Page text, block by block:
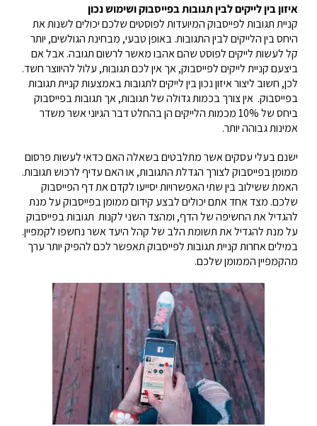
איזון בין לייקים לבין תגובות בפייסבוק ושימוש נכון
קניית תגובות לפייסבוק המיועדות לפוסטים שלכם יכולים לשנות את
היחס בין הלייקים לבין התגובות. באופן טבעי, מבחינת הגולשים, יותר
קל לעשות לייקים לפוסט שהם אהבו מאשר לרשום תגובה. אבל אם
ביצעם קניית לייקים לפייסבוק, אך אין לכם תגובות, עלול להיווצר חשד.
לכן, חשוב ליצור איזון נכון בין לייקים לתגובות באמצעות קניית תגובות
בפייסבוק. אין צורך בכמות גדולה של תגובות, אך תגובות בפייסבוק
ביחס של 10% מכמות הלייקים הן בהחלט דבר הגיוני אשר משדר
אמינות גבוהה יותר.
ישנם בעלי עסקים אשר מתלבטים בשאלה האם כדאי לעשות פרסום
ממומן בפייסבוק לצורך הגדלת התגובות, או האם עדיף לרכוש תגובות.
האמת ששילוב בין שתי האפשרויות יסייעו לקדם את דף הפייסבוק
שלכם. מצד אחד אתם יכולים לבצע קידום ממומן בפייסבוק על מנת
להגדיל את החשיפה של הדף, ומהצד השני לקנות תגובות בפייסבוק
על מנת להגדיל את תשומת הלב של קהל היעד אשר נחשפו לקמפיין.
במילים אחרות קניית תגובות לפייסבוק תאפשר לכם להפיק יותר ערך
מהקמפיין הממומן שלכם.